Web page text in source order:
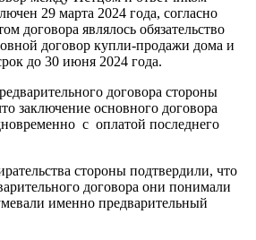
29 марта 2024 года, согласно
договора являлось обязательство
договор купли-продажи дома и
до 30 июня 2024 года.
договора стороны
заключение основного договора
с оплатой последнего
стороны подтвердили, что
договора они понимали
именно предварительный